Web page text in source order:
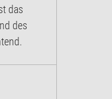
das
des